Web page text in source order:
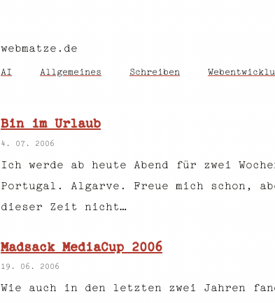
webmatze.de
AI Allgemeines Schreiben
Bin im Urlaub
4. 07. 2006
Ich werde ab heute Abend für zwei
Portugal. Algarve. Freue mich schon,
dieser Zeit nicht…
Madsack MediaCup 2006
19. 06. 2006
Wie auch in den letzten zwei Jahren